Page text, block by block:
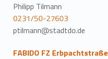
Philipp Tilmann
0231/50-27603
ptilmann@stadtdo.de
FABIDO FZ Erbpachtstraße